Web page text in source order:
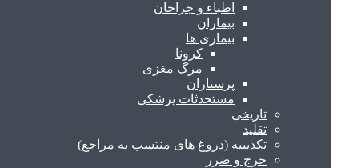
اطباء و جراحان
بیماران
بیماری ها
کرونا
مرگ مغزی
پرستاران
مستحدثات پزشکی
تاریخی
تقلید
تکذیبیه (دروغ های منتسب به مراجع)
حرج و ضرر